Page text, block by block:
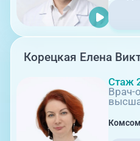
08:00-21:00
г. Копейск: пр-т
Корецкая Елена
Стаж
Врач-